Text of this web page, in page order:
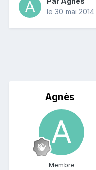
le 30 mai 2014
Agnès
Membre